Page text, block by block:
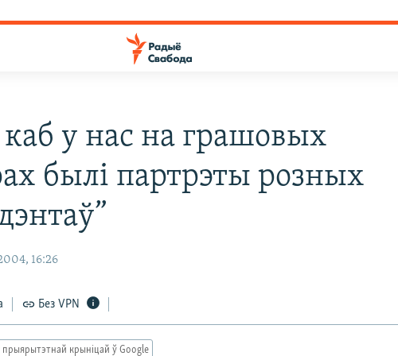
каб у нас на грашовых
былі партрэты розных
16:26
Без VPN
прыярытэтнай крыніцай ў Google